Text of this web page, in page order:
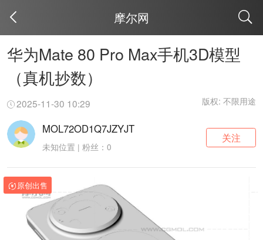
摩尔网
华为Mate 80 Pro Max手机3D模型
（真机抄数）
2025-11-30 10:29 版权: 不限用途
MOL72OD1Q7JZYJT
未知位置 | 粉丝：0
关注
原创出售
取消